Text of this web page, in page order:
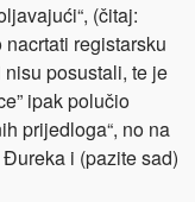
(čitaj:
registarsku
posustali, te je
ipak polučio
prijedloga“, no na
i (pazite sad)